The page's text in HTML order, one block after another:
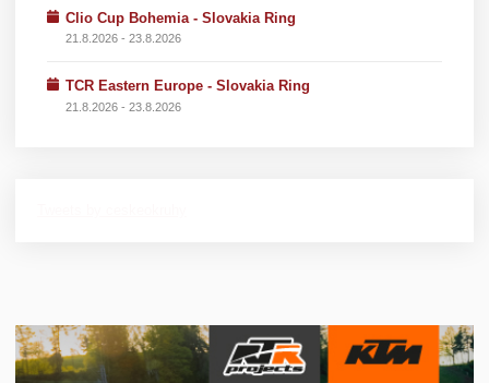
Clio Cup Bohemia - Slovakia Ring
21.8.2026 - 23.8.2026
TCR Eastern Europe - Slovakia Ring
21.8.2026 - 23.8.2026